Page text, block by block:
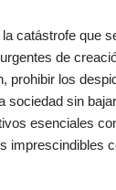
catástrofe que
de
prohibir los
sociedad sin
esenciales
imprescindibles